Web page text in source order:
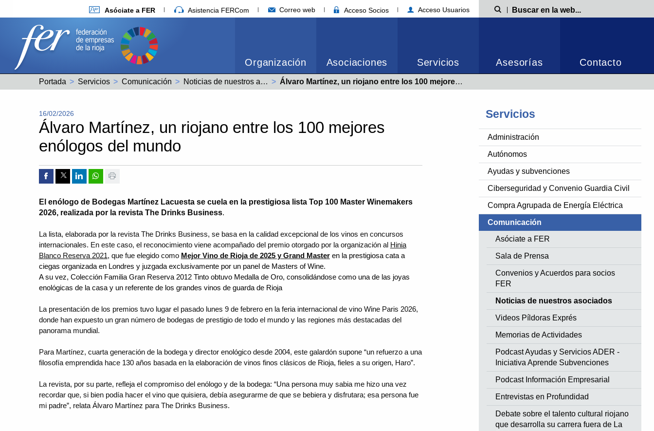
Asóciate a FER Asistencia FERCom Correo web Acceso Socios Acceso Usuarios Búsqueda
Organización Asociaciones Servicios Asesorías Contacto
Portada Servicios Comunicación Noticias de nuestros asociados Actual:
Álvaro Martínez, un riojano entre los 100 mejores enólogos del mundo
Servicios
Administración
Autónomos
Ayudas y subvenciones
Ciberseguridad y Convenio Guardia Civil
Compra Agrupada de Energía Eléctrica
Comunicación
Asóciate a FER
Sala de Prensa
Convenios y Acuerdos para socios
FER
Noticias de nuestros asociados
Videos Píldoras Exprés
Memorias de Actividades
Podcast Ayudas y Servicios ADER -
Iniciativa Aprende Subvenciones
Podcast Información Empresarial
Entrevistas en Profundidad
Debate sobre el talento cultural riojano
que desarrolla su carrera fuera de La
16/02/2026
Álvaro Martínez, un riojano entre los 100 mejores
enólogos del mundo
Compartir por Facebook
Compartir por Twitter
Compartir por Linkedin
Compartir por whatsapp
El enólogo de Bodegas Martínez Lacuesta se cuela en la prestigiosa lista Top 100 Master Winemakers
2026, realizada por la revista The Drinks Business.
La lista, elaborada por la revista The Drinks Business, se basa en la calidad excepcional de los vinos en concursos
internacionales. En este caso, el reconocimiento viene acompañado del premio otorgado por la organización al Hinia
Blanco Reserva 2021, que fue elegido como Mejor Vino de Rioja de 2025 y Grand Master en la prestigiosa cata a
ciegas organizada en Londres y juzgada exclusivamente por un panel de Masters of Wine.
A su vez, Colección FamiliaGran Reserva 2012 Tinto obtuvo Medalla de Oro, consolidándose como una de las joyas
enológicas de la casa y un referente de los grandes vinos de guarda de Rioja
La presentación de los premios tuvo lugar el pasado lunes 9 de febrero en la feria internacional de vino Wine Paris 2026,
donde han expuesto un gran número de bodegas de prestigio de todo el mundo y las regiones más destacadas del
panorama mundial.
Para Martínez, cuarta generación de la bodega y director enológico desde 2004, este galardón supone “un refuerzo a una
filosofía emprendida hace 130 años basada en la elaboración de vinos finos clásicos de Rioja, fieles a su origen, Haro”.
La revista, por su parte, refleja el compromiso del enólogo y de la bodega: “Una persona muy sabia me hizo una vez
recordar que, si bien podía hacer el vino que quisiera, debía asegurarme de que se bebiera y disfrutara; esa persona fue
mi padre”, relata Álvaro Martínez para The Drinks Business.